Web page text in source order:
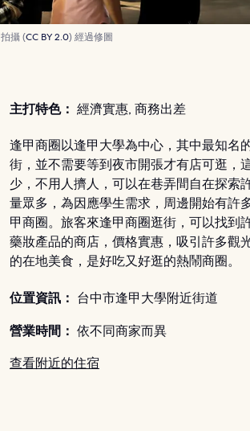
拍攝 (CC BY 2.0) 經過修圖
主打特色： 經濟實惠, 商務出差
逢甲商圈以逢甲大學為中心，其中最知名
街，並不需要等到夜市開張才有店可逛，
少，不用人擠人，可以在巷弄間自在探索
量眾多，為因應學生需求，周邊開始有許
甲商圈。旅客來逢甲商圈逛街，可以找到
藥妝產品的商店，價格實惠，吸引許多觀
的在地美食，是好吃又好逛的熱鬧商圈。
位置資訊： 台中市逢甲大學附近街道
營業時間： 依不同商家而異
查看附近的住宿